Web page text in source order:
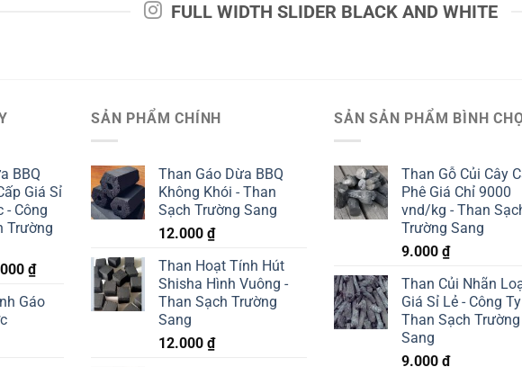
FULL WIDTH SLIDER BLACK AND WHITE
BBQ
Giá Sỉ
- Công
Trường
₫.
₫Giá
tại
Gáo
SẢN PHẨM CHÍNH
Than Gáo Dừa BBQ
Không Khói - Than
Sạch Trường Sang
12.000 ₫
Than Hoạt Tính Hút
Shisha Hình Vuông -
Than Sạch Trường
Sang
12.000 ₫
SẢN SẢN PHẨM BÌNH
Than Gỗ Củi Cây
Phê Giá Chỉ 9000
vnd/kg - Than
Trường Sang
9.000 ₫
Than Củi Nhãn
Giá Sỉ Lẻ - Công Ty
Than Sạch Trường
Sang
9.000 ₫